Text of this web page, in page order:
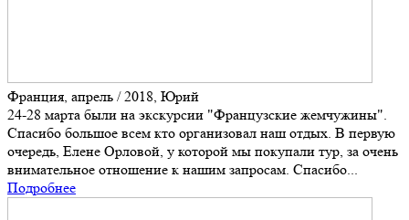
Франция, апрель / 2018, Юрий
24-28 марта были на экскурсии "Французские жемчужины".
Спасибо большое всем кто организовал наш отдых. В первую
очередь, Елене Орловой, у которой мы покупали тур, за очень
внимательное отношение к нашим запросам. Спасибо...
Подробнее